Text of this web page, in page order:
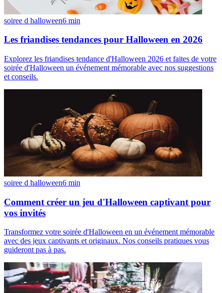
soiree d halloween6 min
Les friandises tendances pour Halloween en 2026
Explorez les friandises tendance d'Halloween 2026 et faites de votre
soirée d'Halloween un événement mémorable avec nos suggestions
et conseils.
soiree d halloween6 min
Comment créer un jeu d'Halloween captivant pour
vos invités
Transformez votre soirée d'Halloween en un événement mémorable
avec des jeux captivants et originaux. Nos conseils pratiques vous
guideront pas à pas.